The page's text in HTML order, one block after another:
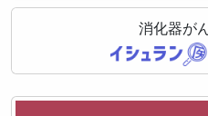
消化器が